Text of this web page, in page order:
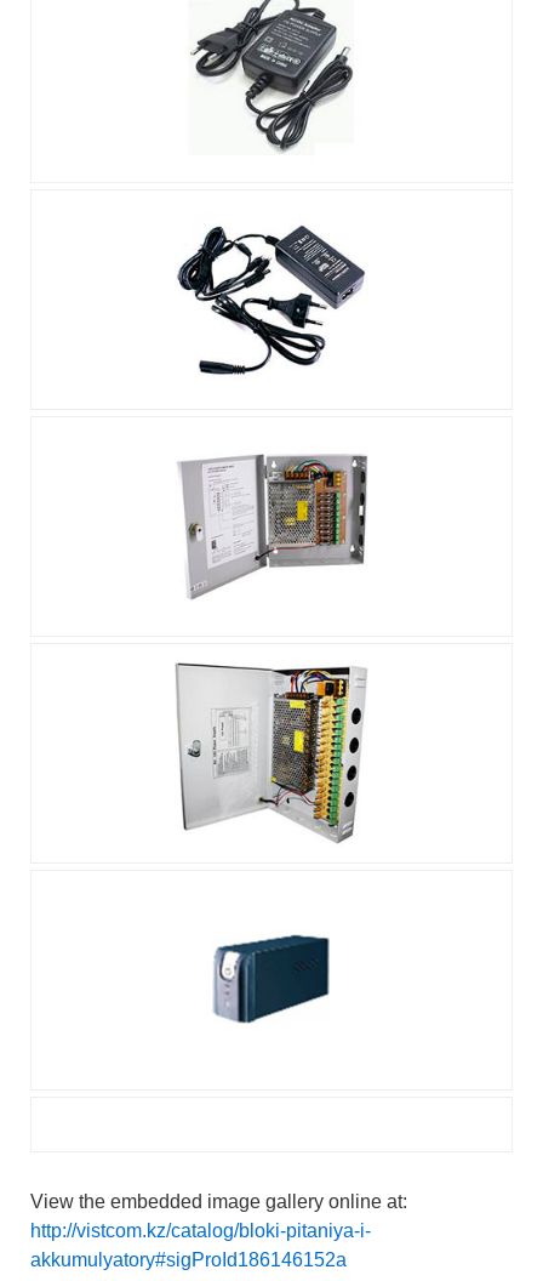
View the embedded image gallery online at:
http://vistcom.kz/catalog/bloki-pitaniya-i-
akkumulyatory#sigProId186146152a